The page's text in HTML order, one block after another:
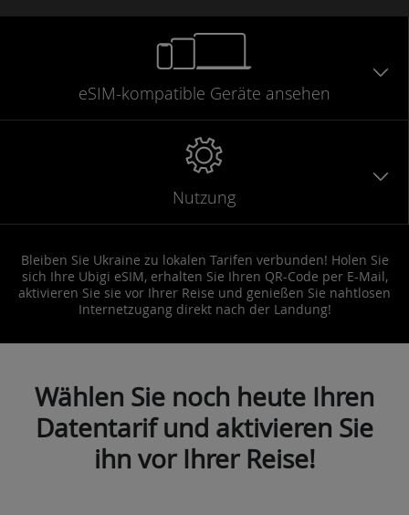
eSIM-kompatible Geräte ansehen
Nutzung
Bleiben Sie Ukraine zu lokalen Tarifen verbunden! Holen Sie
sich Ihre Ubigi eSIM, erhalten Sie Ihren QR-Code per E-Mail,
aktivieren Sie sie vor Ihrer Reise und genießen Sie nahtlosen
Internetzugang direkt nach der Landung!
Wählen Sie noch heute Ihren
Datentarif und aktivieren Sie
ihn vor Ihrer Reise!